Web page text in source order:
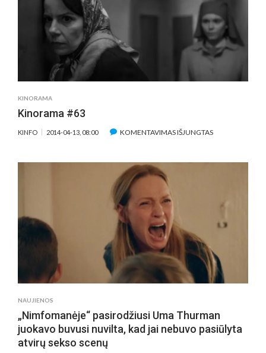
APIE
SEKSĄ
TRIERO
KINORAMA
Kinorama #63
KINFO 2014-04-13, 08:00 KOMENTAVIMAS IŠJUNGTASĮRAŠE
NAUJIENOS
„Nimfomanėje“ pasirodžiusi Uma Thurman
juokavo buvusi nuvilta, kad jai nebuvo pasiūlyta
atvirų sekso scenų